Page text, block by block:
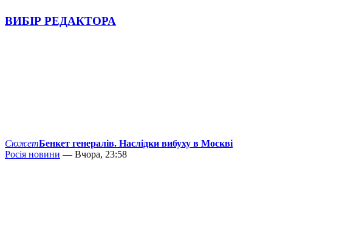
ВИБІР РЕДАКТОРА
СюжетБенкет генералів. Наслідки вибуху в Москві
Росія новини — Вчора, 23:58